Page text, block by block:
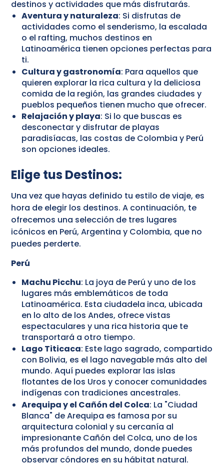
destinos y actividades que más disfrutarás.
Aventura y naturaleza: Si disfrutas de
actividades como el senderismo, la escalada
o el rafting, muchos destinos en
Latinoamérica tienen opciones perfectas para
ti.
Cultura y gastronomía: Para aquellos que
quieren explorar la rica cultura y la deliciosa
comida de la región, las grandes ciudades y
pueblos pequeños tienen mucho que ofrecer.
Relajación y playa: Si lo que buscas es
desconectar y disfrutar de playas
paradisíacas, las costas de Colombia y Perú
son opciones ideales.
Elige tus Destinos:
Una vez que hayas definido tu estilo de viaje, es
hora de elegir los destinos. A continuación, te
ofrecemos una selección de tres lugares
icónicos en Perú, Argentina y Colombia, que no
puedes perderte.
Perú
Machu Picchu: La joya de Perú y uno de los
lugares más emblemáticos de toda
Latinoamérica. Esta ciudadela inca, ubicada
en lo alto de los Andes, ofrece vistas
espectaculares y una rica historia que te
transportará a otro tiempo.
Lago Titicaca: Este lago sagrado, compartido
con Bolivia, es el lago navegable más alto del
mundo. Aquí puedes explorar las islas
flotantes de los Uros y conocer comunidades
indígenas con tradiciones ancestrales.
Arequipa y el Cañón del Colca: La "Ciudad
Blanca" de Arequipa es famosa por su
arquitectura colonial y su cercanía al
impresionante Cañón del Colca, uno de los
más profundos del mundo, donde puedes
observar cóndores en su hábitat natural.